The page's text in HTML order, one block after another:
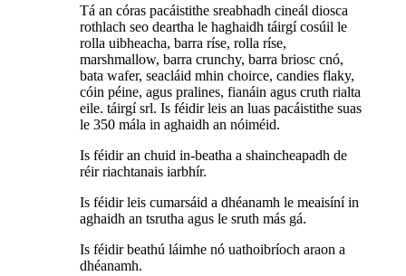
Tá an córas pacáistithe sreabhadh cineál diosca
rothlach seo deartha le haghaidh táirgí cosúil le
rolla uibheacha, barra ríse, rolla ríse,
marshmallow, barra crunchy, barra briosc cnó,
bata wafer, seacláid mhin choirce, candies flaky,
cóin péine, agus pralines, fianáin agus cruth rialta
eile. táirgí srl. Is féidir leis an luas pacáistithe suas
le 350 mála in aghaidh an nóiméid.
Is féidir an chuid in-beatha a shaincheapadh de
réir riachtanais iarbhír.
Is féidir leis cumarsáid a dhéanamh le meaisíní in
aghaidh an tsrutha agus le sruth más gá.
Is féidir beathú láimhe nó uathoibríoch araon a
dhéanamh.